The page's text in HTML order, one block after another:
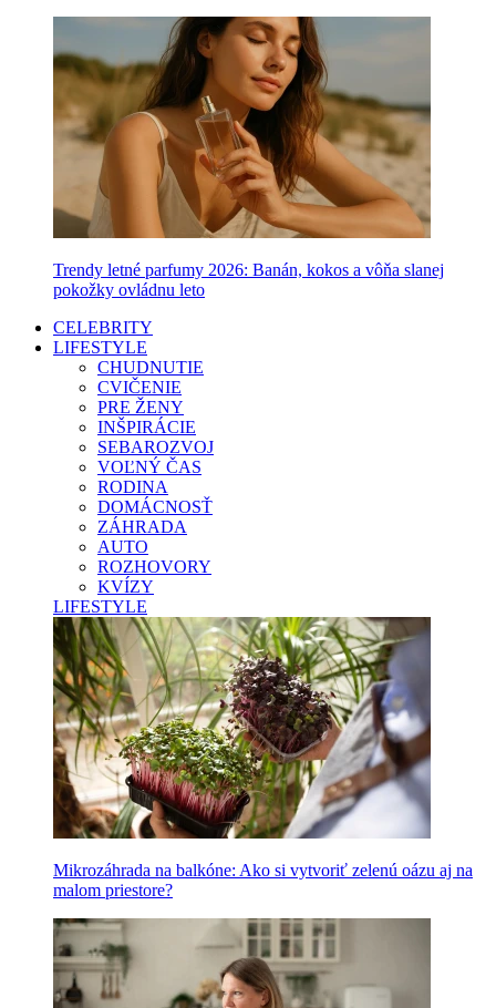
Trendy letné parfumy 2026: Banán, kokos a vôňa slanej
pokožky ovládnu leto
CELEBRITY
LIFESTYLE
CHUDNUTIE
CVIČENIE
PRE ŽENY
INŠPIRÁCIE
SEBAROZVOJ
VOĽNÝ ČAS
RODINA
DOMÁCNOSŤ
ZÁHRADA
AUTO
ROZHOVORY
KVÍZY
LIFESTYLE
Mikrozáhrada na balkóne: Ako si vytvoriť zelenú oázu aj na
malom priestore?